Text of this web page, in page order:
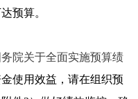
预算。
院关于全面实施预算绩
使用效益，请在组织预